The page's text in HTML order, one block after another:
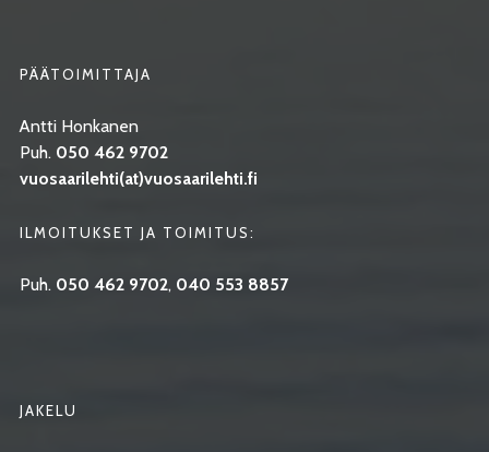
PÄÄTOIMITTAJA
Antti Honkanen
Puh. 050 462 9702
vuosaarilehti(at)vuosaarilehti.fi
ILMOITUKSET JA TOIMITUS:
Puh. 050 462 9702, 040 553 8857
JAKELU